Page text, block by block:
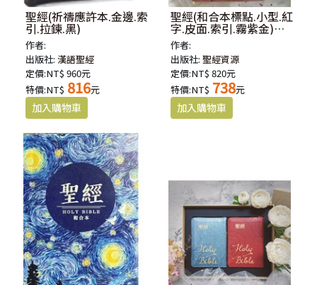
聖經(祈禱應許本.金邊.索
引.拉鍊.黑)
作者:
出版社: 漢語聖經
定價:NT$ 960元
特價:NT$ 816元
聖經(和合本標點.小型.紅
字.皮面.索引.霧紫金)
SR57ATTI4.101
作者:
出版社:聖經資源
定價:NT$ 820元
特價:NT$ 738元